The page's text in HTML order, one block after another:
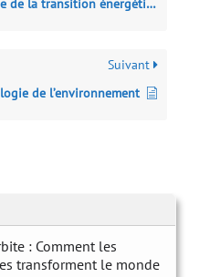
: Comment les
transforment le monde
la transition énergétique
Suivant
de l’environnement